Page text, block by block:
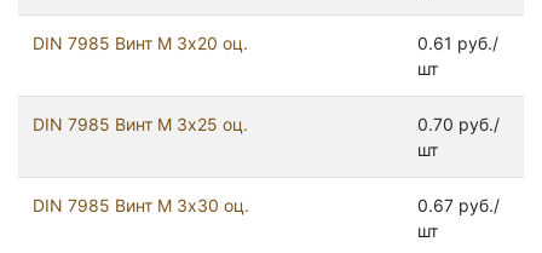
DIN 7985 Винт М 3х20 оц.
0.61 руб./
шт
DIN 7985 Винт М 3х25 оц.
0.70 руб./
шт
DIN 7985 Винт М 3х30 оц.
0.67 руб./
шт